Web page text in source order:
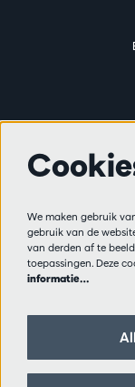
We maken gebruik
gebruik van de
van derden af te
toepassingen. Deze
informatie…